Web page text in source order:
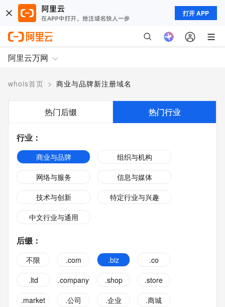
打开 APP
阿里云万网
whois首页 > 商业与品牌新注册域名
热门后缀 热门行业
行业 ：
商业与品牌
组织与机构
网络与服务
信息与媒体
技术与创新
特定行业与兴趣
中文行业与通用
后缀 ：
不限 .com .biz
.co
.ltd
.company .shop
.store
.market
.公司 .企业
.商城